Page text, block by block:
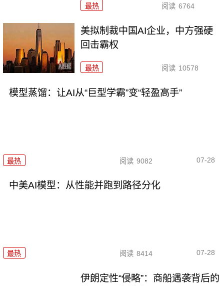
最热 阅读 6764
美拟制裁中国AI企业，中方强硬
回击霸权
最热 阅读 10578
模型蒸馏：让AI从“巨型学霸”变“轻盈高手”
最热 阅读 9082 07-28
中美AI模型：从性能并跑到路径分化
最热 阅读 8414 07-28
伊朗定性“侵略”：商船遇袭背后的